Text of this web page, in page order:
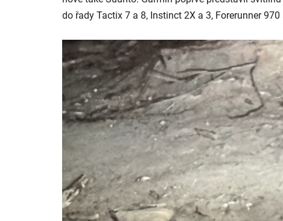
do řady Tactix 7 a 8, Instinct 2X a 3, Forerunner